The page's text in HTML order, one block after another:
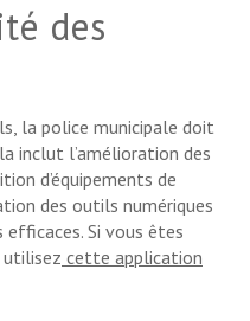
des
la police municipale doit
inclut l’amélioration des
d’équipements de
des outils numériques
Si vous êtes
utilisez cette application